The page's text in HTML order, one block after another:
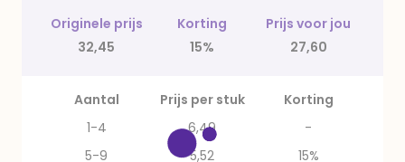
Originele prijs Korting
Prijs voor jou
32,45
15% 27,60
Aantal Prijs per stuk
Korting
1-4
6,49
-
5-9
5,52
15%